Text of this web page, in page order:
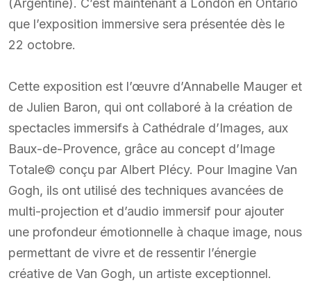
que l’exposition immersive sera présentée dès le
22 octobre.
Cette exposition est l’œuvre d’Annabelle Mauger et
de Julien Baron, qui ont collaboré à la création de
spectacles immersifs à Cathédrale d’Images, aux
Baux-de-Provence, grâce au concept d’Image
Totale© conçu par Albert Plécy. Pour Imagine Van
Gogh, ils ont utilisé des techniques avancées de
multi-projection et d’audio immersif pour ajouter
une profondeur émotionnelle à chaque image, nous
permettant de vivre et de ressentir l’énergie
créative de Van Gogh, un artiste exceptionnel.